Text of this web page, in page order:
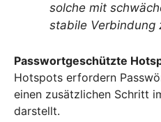
solche mit
stabile Verbindung
Passwortgeschützte
Hotspots erfordern
einen zusätzlichen Schritt
darstellt.